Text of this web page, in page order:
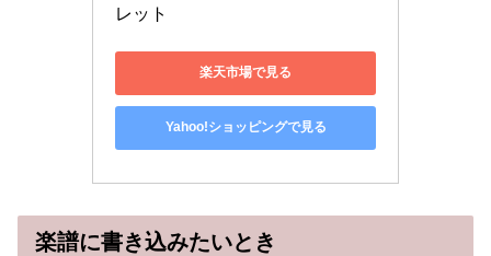
レット
楽天市場で見る
Yahoo!ショッピングで見る
楽譜に書き込みたいとき